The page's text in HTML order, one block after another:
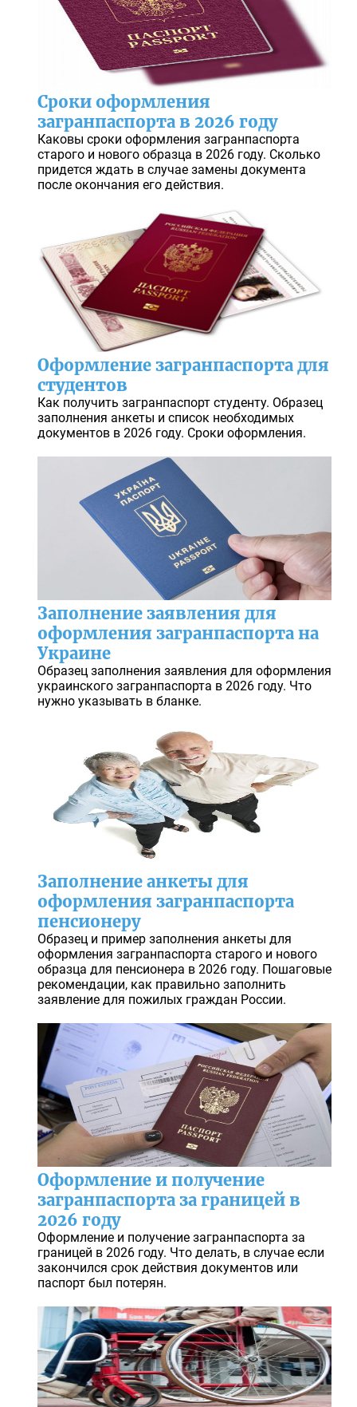
Сроки оформления
загранпаспорта в 2026 году
Каковы сроки оформления загранпаспорта
старого и нового образца в 2026 году. Сколько
придется ждать в случае замены документа
после окончания его действия.
Оформление загранпаспорта для
студентов
Как получить загранпаспорт студенту. Образец
заполнения анкеты и список необходимых
документов в 2026 году. Сроки оформления.
Заполнение заявления для
оформления загранпаспорта на
Украине
Образец заполнения заявления для оформления
украинского загранпаспорта в 2026 году. Что
нужно указывать в бланке.
Заполнение анкеты для
оформления загранпаспорта
пенсионеру
Образец и пример заполнения анкеты для
оформления загранпаспорта старого и нового
образца для пенсионера в 2026 году. Пошаговые
рекомендации, как правильно заполнить
заявление для пожилых граждан России.
Оформление и получение
загранпаспорта за границей в
2026 году
Оформление и получение загранпаспорта за
границей в 2026 году. Что делать, в случае если
закончился срок действия документов или
паспорт был потерян.